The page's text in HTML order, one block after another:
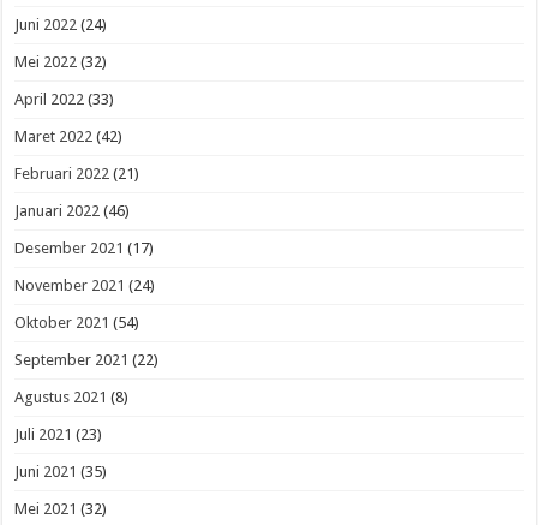
Juni 2022 (24)
Mei 2022 (32)
April 2022 (33)
Maret 2022 (42)
Februari 2022 (21)
Januari 2022 (46)
Desember 2021 (17)
November 2021 (24)
Oktober 2021 (54)
September 2021 (22)
Agustus 2021 (8)
Juli 2021 (23)
Juni 2021 (35)
Mei 2021 (32)